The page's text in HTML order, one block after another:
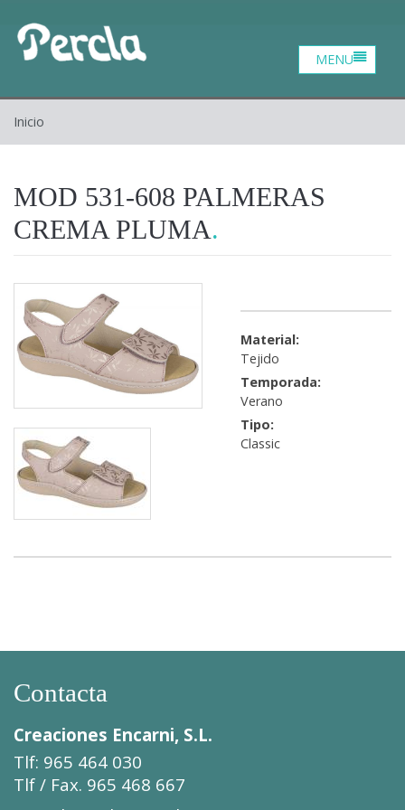
Inicio
MOD 531-608 PALMERAS
CREMA PLUMA
Material:
Tejido
Temporada:
Verano
Tipo:
Classic
Contacta
Creaciones Encarni, S.L.
Tlf: 965 464 030
Tlf / Fax. 965 468 667